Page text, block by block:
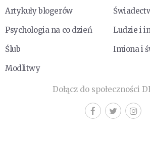
Artykuły blogerów
Psychologia na co dzień
Ludzie i
Ślub
Imiona i
Modlitwy
Dołącz do społeczności